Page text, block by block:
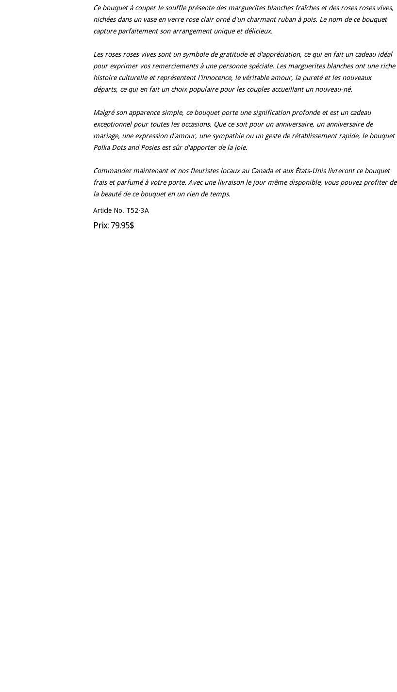
Ce bouquet à couper le souffle présente des marguerites blanches fraîches et des roses roses vives,
nichées dans un vase en verre rose clair orné d'un charmant ruban à pois. Le nom de ce bouquet
capture parfaitement son arrangement unique et délicieux.
Les roses roses vives sont un symbole de gratitude et d'appréciation, ce qui en fait un cadeau idéal
pour exprimer vos remerciements à une personne spéciale. Les marguerites blanches ont une riche
histoire culturelle et représentent l'innocence, le véritable amour, la pureté et les nouveaux
départs, ce qui en fait un choix populaire pour les couples accueillant un nouveau-né.
Malgré son apparence simple, ce bouquet porte une signification profonde et est un cadeau
exceptionnel pour toutes les occasions. Que ce soit pour un anniversaire, un anniversaire de
mariage, une expression d'amour, une sympathie ou un geste de rétablissement rapide, le bouquet
Polka Dots and Posies est sûr d'apporter de la joie.
Commandez maintenant et nos fleuristes locaux au Canada et aux États-Unis livreront ce bouquet
frais et parfumé à votre porte. Avec une livraison le jour même disponible, vous pouvez profiter de
la beauté de ce bouquet en un rien de temps.
Article No. T52-3A
Prix: 79.95$